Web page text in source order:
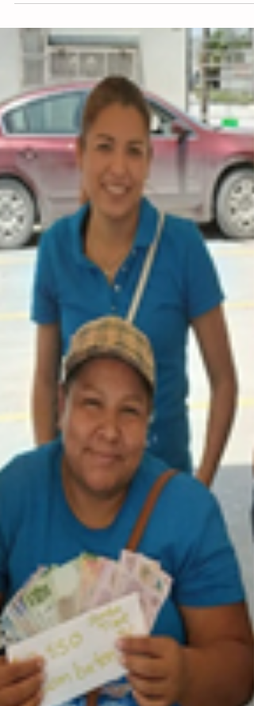
20 may 2021
BRIGADA DE SALUD
FRACC. LOS ALMENDROS EL 30 DE ABRIL
SECTOR SALUD SE APLICARON 360 DOSIS DE
VIDA Y 125 VECINOS BENEFICIADOS